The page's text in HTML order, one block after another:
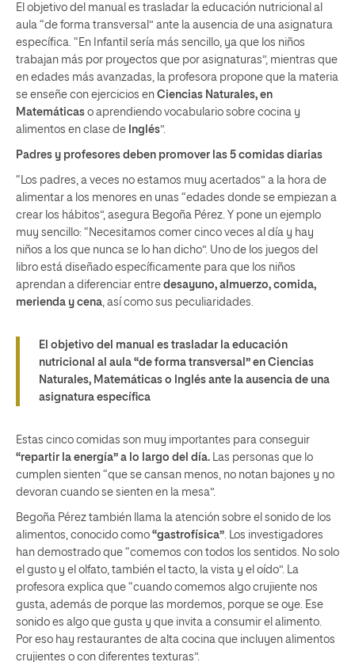
El objetivo del manual es trasladar la educación nutricional al
aula “de forma transversal” ante la ausencia de una asignatura
específica. “En Infantil sería más sencillo, ya que los niños
trabajan más por proyectos que por asignaturas”, mientras que
en edades más avanzadas, la profesora propone que la materia
se enseñe con ejercicios en Ciencias Naturales, en
Matemáticas o aprendiendo vocabulario sobre cocina y
alimentos en clase de Inglés”.
Padres y profesores deben promover las 5 comidas diarias
“Los padres, a veces no estamos muy acertados” a la hora de
alimentar a los menores en unas “edades donde se empiezan a
crear los hábitos”, asegura Begoña Pérez. Y pone un ejemplo
muy sencillo: “Necesitamos comer cinco veces al día y hay
niños a los que nunca se lo han dicho”. Uno de los juegos del
libro está diseñado específicamente para que los niños
aprendan a diferenciar entre desayuno, almuerzo, comida,
merienda y cena, así como sus peculiaridades.
El objetivo del manual es trasladar la educación
nutricional al aula “de forma transversal” en Ciencias
Naturales, Matemáticas o Inglés ante la ausencia de una
asignatura específica
Estas cinco comidas son muy importantes para conseguir
“repartir la energía” a lo largo del día. Las personas que lo
cumplen sienten “que se cansan menos, no notan bajones y no
devoran cuando se sienten en la mesa”.
Begoña Pérez también llama la atención sobre el sonido de los
alimentos, conocido como “gastrofísica”. Los investigadores
han demostrado que “comemos con todos los sentidos. No solo
el gusto y el olfato, también el tacto, la vista y el oído”. La
profesora explica que “cuando comemos algo crujiente nos
gusta, además de porque las mordemos, porque se oye. Ese
sonido es algo que gusta y que invita a consumir el alimento.
Por eso hay restaurantes de alta cocina que incluyen alimentos
crujientes o con diferentes texturas”.